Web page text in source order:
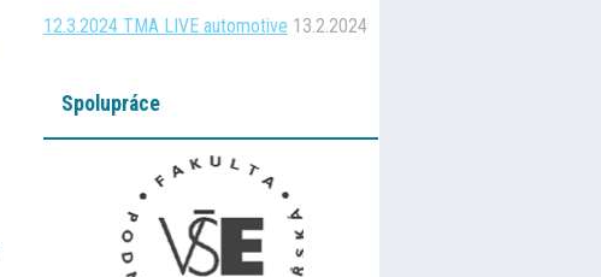
12.3.2024 TMA LIVE automotive 13.2.2024
Spolupráce